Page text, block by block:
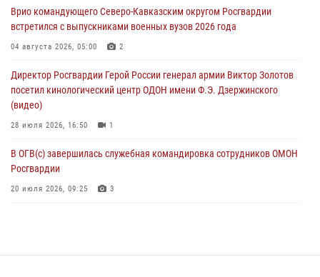
угрожавшего подростку травматическим пистолетом
06 августа 2026, 11:33
крупная нарколаборатория
Врио командующего Северо-Кавказским округом Росгвардии
встретился с выпускниками военных вузов 2026 года
04 августа 2026, 05:00 2
Директор Росгвардии Герой России генерал армии Виктор Золотов
посетил кинологический центр ОДОН имени Ф.Э. Дзержинского
(видео)
28 июля 2026, 16:50 1
В ОГВ(с) завершилась служебная командировка сотрудников ОМОН
Росгвардии
20 июля 2026, 09:25 3